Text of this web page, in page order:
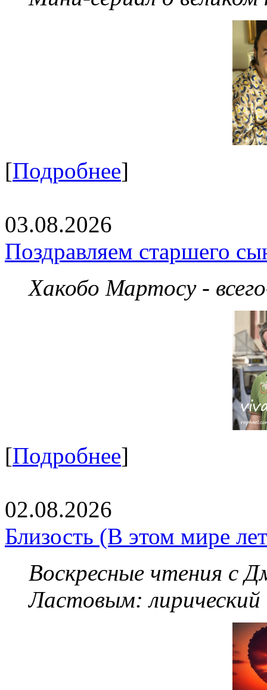
[Подробнее]
03.08.2026
Поздравляем старшего
Хакобо Мартосу -
[Подробнее]
02.08.2026
Близость (В этом мире
Воскресные чтения с
Ластовым: